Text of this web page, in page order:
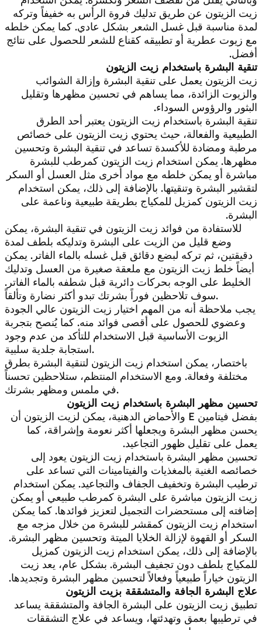
زيت الزيتون عن طريق تدليك فروة الرأس به خفيفاً وتركه
لمدة مناسبة قبل غسل الشعر بشكل عادي. كما يمكن خلطه
مع زيوت عطرية أو تطبيقه كقناع للشعر للحصول على نتائج
أفضل.
تنقية البشرة باستخدام زيت الزيتون
زيت الزيتون يعمل على تنقية البشرة وإزالة الشوائب
والزيوت الزائدة، مما يساهم في تحسين مظهرها وتقليل
البثور والرؤوس السوداء.
تنقية البشرة باستخدام زيت الزيتون يعتبر أحد الطرق
الطبيعية والفعالة، حيث يحتوي زيت الزيتون على خصائص
مرطبة ومضادة للأكسدة تساعد في تنقية البشرة وتحسين
مظهرها. يمكن استخدام زيت الزيتون كمرطب للبشرة
مباشرة أو يمكن خلطه مع مواد أخرى مثل العسل أو السكر
لتقشير البشرة وتنقيتها. بالإضافة إلى ذلك، يمكن استخدام
زيت الزيتون كمزيل للمكياج بطريقة طبيعية وناعمة على
البشرة.
للاستفادة من فوائد زيت الزيتون في تنقية البشرة، يمكن
وضع قليل من الزيت على البشرة وتدليكه بلطف لمدة
دقيقتين، ثم تركه لبضع دقائق قبل غسله بالماء الفاتر. يمكن
أيضاً خلط زيت الزيتون مع ملعقة صغيرة من العسل وتدليك
الخليط على الوجه بحركات دائرية قبل شطفه بالماء الفاتر.
سوف تلاحظين فوراً بشرتك تبدو أكثر نضارة وتألقاً.
يجب ملاحظة أنه من المهم اختيار زيت الزيتون عالي الجودة
وعضوي للحصول على أقصى فوائد منه. كما يُنصح بتجربة
الزيوت الأساسية قبل الاستخدام للتأكد من عدم وجود
استجابة جلدية سلبية.
باختصار، يمكن استخدام زيت الزيتون لتنقية البشرة بطرق
مختلفة وفعالة. ومع الاستخدام المنتظم، ستلاحظين تحسناً
في ملمس ومظهر بشرتك.
تحسين مظهر البشرة باستخدام زيت الزيتون
بفضل فيتامين E والأحماض الدهنية، يمكن لزيت الزيتون أن
يحسن مظهر البشرة ويجعلها أكثر نعومة وإشراقة، كما
يعمل على تقليل ظهور التجاعيد.
تحسين مظهر البشرة باستخدام زيت الزيتون يعود إلى
خصائصه الغنية بالمغذيات والفيتامينات التي تساعد على
ترطيب البشرة وتخفيف الجفاف والتجاعيد. يمكن استخدام
زيت الزيتون مباشرة على البشرة كمرطب طبيعي أو يمكن
إضافته إلى مستحضرات التجميل لتعزيز فوائدها. كما يمكن
استخدام زيت الزيتون كمقشر للبشرة من خلال مزجه مع
السكر أو القهوة لإزالة الخلايا الميتة وتحسين مظهر البشرة.
بالإضافة إلى ذلك، يمكن استخدام زيت الزيتون كمزيل
للمكياج بلطف دون تجفيف البشرة. بشكل عام، يعد زيت
الزيتون خياراً طبيعياً وفعالاً لتحسين مظهر البشرة وتجديدها.
علاج البشرة الجافة والمتشققة بزيت الزيتون
تطبيق زيت الزيتون على البشرة الجافة والمتشققة يساعد
في ترطيبها بعمق وتهدئتها، ويساعد في علاج التشققات